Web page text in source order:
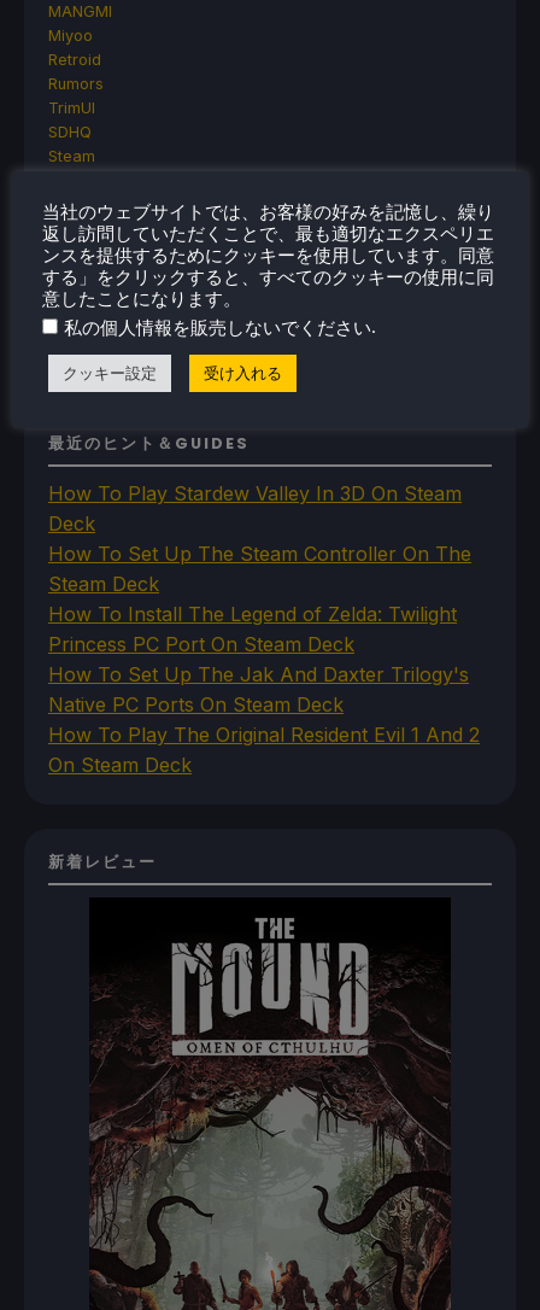
MANGMI
Miyoo
Retroid
Rumors
TrimUI
SDHQ
Steam
Steam Frame
Steam Machine
SteamOS
The Unsupported Report
Uncategorized
Uncategorized
最近のヒント＆GUIDES
How To Play Stardew Valley In 3D On Steam
Deck
How To Set Up The Steam Controller On The
Steam Deck
How To Install The Legend of Zelda: Twilight
Princess PC Port On Steam Deck
How To Set Up The Jak And Daxter Trilogy's
Native PC Ports On Steam Deck
How To Play The Original Resident Evil 1 And 2
On Steam Deck
新着レビュー
当社のウェブサイトでは、お客様の好みを記憶し、繰り
返し訪問していただくことで、最も適切なエクスペリエ
ンスを提供するためにクッキーを使用しています。同意
する」をクリックすると、すべてのクッキーの使用に同
意したことになります。
私の個人情報を販売しないでください.
クッキー設定 受け入れる